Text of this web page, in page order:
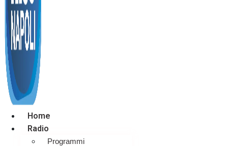
Home
Radio
Programmi